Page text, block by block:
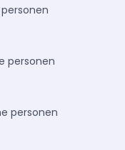
personen
personen